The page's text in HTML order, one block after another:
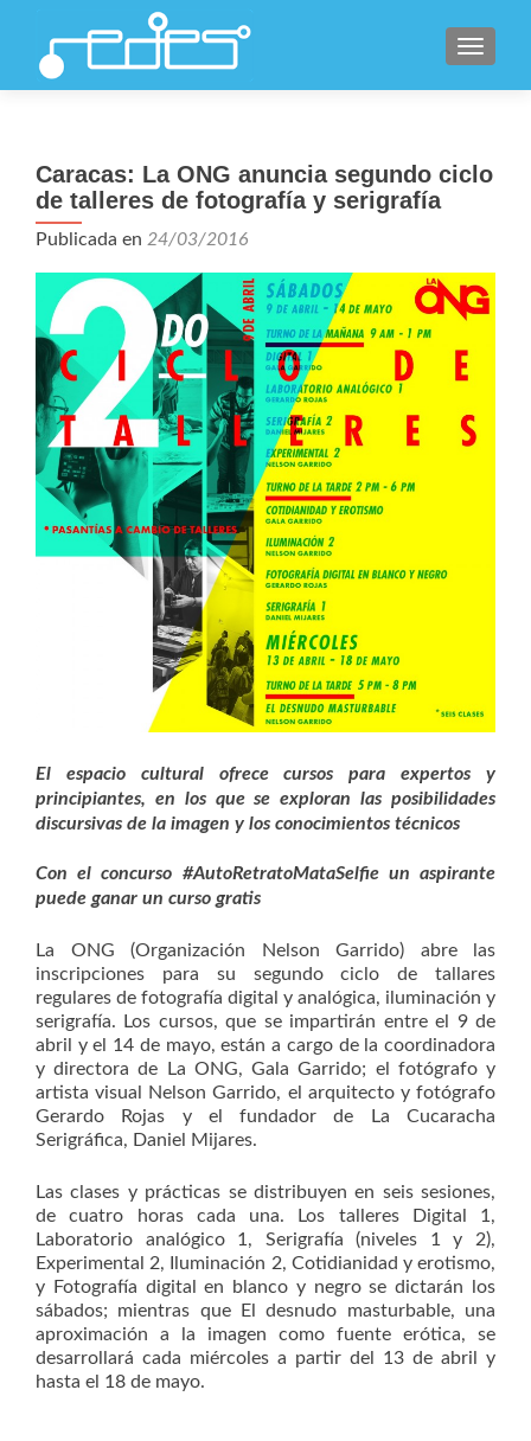
Caracas: La ONG anuncia segundo ciclo
de talleres de fotografía y serigrafía
Publicada en 24/03/2016
El espacio cultural ofrece cursos para expertos y
principiantes, en los que se exploran las posibilidades
discursivas de la imagen y los conocimientos técnicos
Con el concurso #AutoRetratoMataSelfie un aspirante
puede ganar un curso gratis
La ONG (Organización Nelson Garrido) abre las
inscripciones para su segundo ciclo de tallares
regulares de fotografía digital y analógica, iluminación y
serigrafía. Los cursos, que se impartirán entre el 9 de
abril y el 14 de mayo, están a cargo de la coordinadora
y directora de La ONG, Gala Garrido; el fotógrafo y
artista visual Nelson Garrido, el arquitecto y fotógrafo
Gerardo Rojas y el fundador de La Cucaracha
Serigráfica, Daniel Mijares.
Las clases y prácticas se distribuyen en seis sesiones,
de cuatro horas cada una. Los talleres Digital 1,
Laboratorio analógico 1, Serigrafía (niveles 1 y 2),
Experimental 2, Iluminación 2, Cotidianidad y erotismo,
y Fotografía digital en blanco y negro se dictarán los
sábados; mientras que El desnudo masturbable, una
aproximación a la imagen como fuente erótica, se
desarrollará cada miércoles a partir del 13 de abril y
hasta el 18 de mayo.